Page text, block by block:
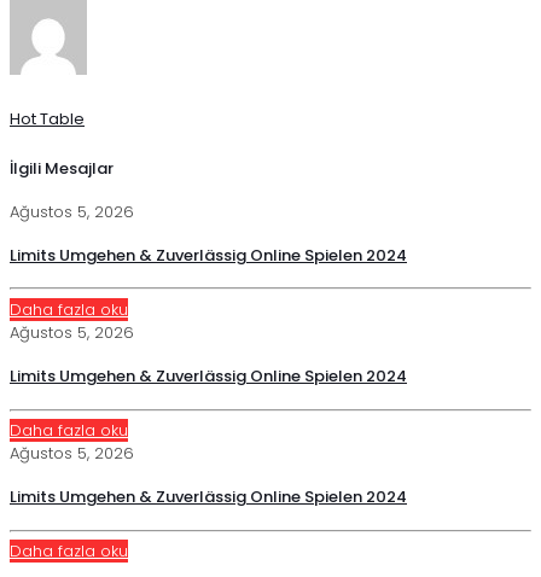
Hot Table
İlgili Mesajlar
Ağustos 5, 2026
Limits Umgehen & Zuverlässig Online Spielen 2024
Daha fazla oku
Ağustos 5, 2026
Limits Umgehen & Zuverlässig Online Spielen 2024
Daha fazla oku
Ağustos 5, 2026
Limits Umgehen & Zuverlässig Online Spielen 2024
Daha fazla oku